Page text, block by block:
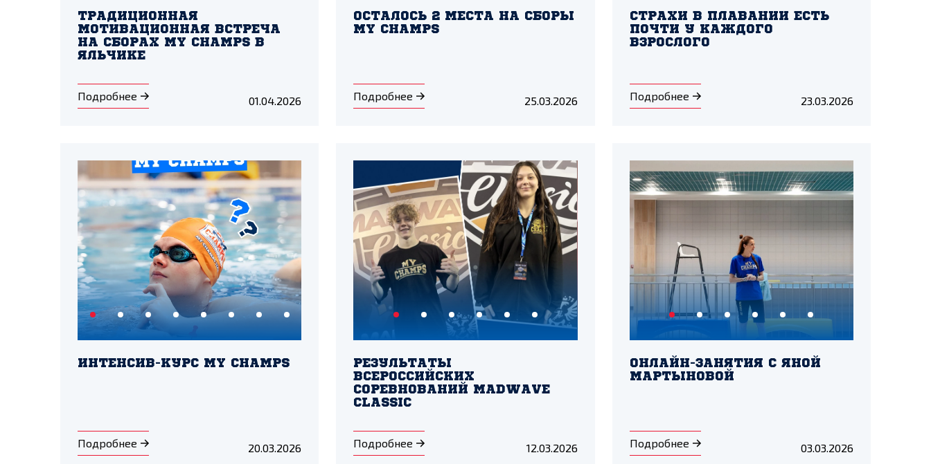
ТРАДИЦИОННАЯ
МОТИВАЦИОННАЯ ВСТРЕЧА
НА СБОРАХ MY CHAMPS В
ЯЛЬЧИКЕ
Подробнее 01.04.2026
ОСТАЛОСЬ 2 МЕСТА НА СБОРЫ
MY CHAMPS
Подробнее 25.03.2026
СТРАХИ В ПЛАВАНИИ ЕСТЬ
ПОЧТИ У КАЖДОГО
ВЗРОСЛОГО
Подробнее 23.03.2026
ИНТЕНСИВ-КУРС MY CHAMPS
Подробнее 20.03.2026
РЕЗУЛЬТАТЫ
ВСЕРОССИЙСКИХ
СОРЕВНОВАНИЙ MADWAVE
CLASSIC
Подробнее 12.03.2026
ОНЛАЙН-ЗАНЯТИЯ С ЯНОЙ
МАРТЫНОВОЙ
Подробнее 03.03.2026